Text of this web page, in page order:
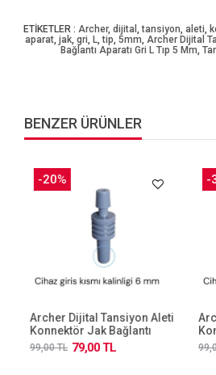
ETİKETLER : Archer, dijital ,tansiyon, aleti,
aparat, jak, gri, L,tip, 5mm, Archer Dijital
Bağlantı Aparatı Gri L Tıp 5 Mm,
BENZER ÜRÜNLER
-20%
Archer Dijital Tansiyon Aleti
Konnektör Jak Bağlantı
Aparatı Gri Düz Tıp 6 Mm
79,00 TL
99,00 TL
-